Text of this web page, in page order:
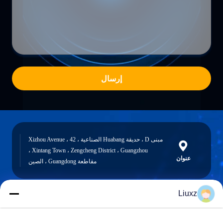
إرسال
عنوان
مبنى D ، حديقة Huabang الصناعية ، 42 Xizhou Avenue ،
Xintang Town ، Zengcheng District ، Guangzhou ،
مقاطعة Guangdong ، الصين
Liuxz